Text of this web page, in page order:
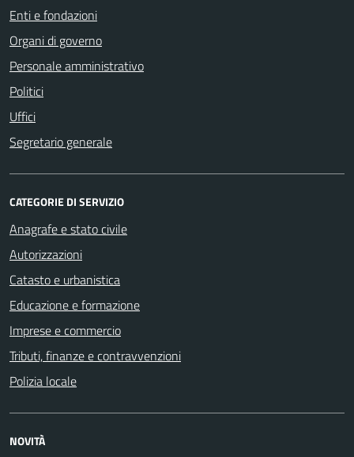
Enti e fondazioni
Organi di governo
Personale amministrativo
Politici
Uffici
Segretario generale
CATEGORIE DI SERVIZIO
Anagrafe e stato civile
Autorizzazioni
Catasto e urbanistica
Educazione e formazione
Imprese e commercio
Tributi, finanze e contravvenzioni
Polizia locale
NOVITÀ